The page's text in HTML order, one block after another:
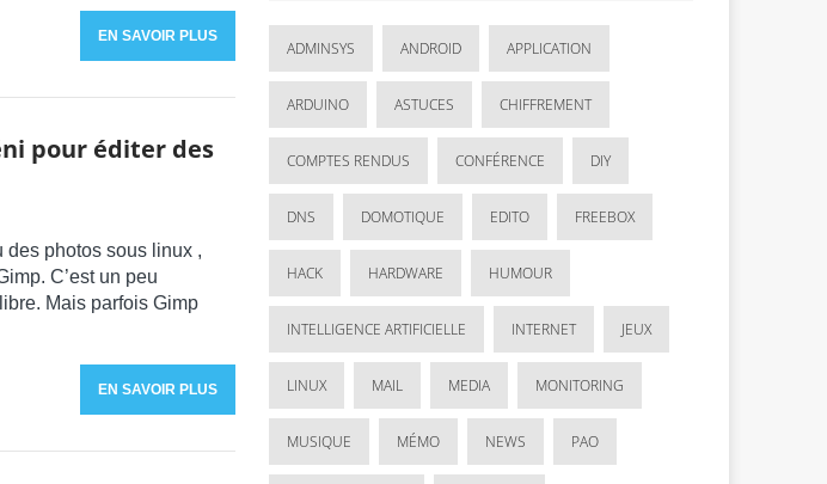
EN SAVOIR PLUS
pour éditer des
des photos sous linux ,
C’est un peu
Mais parfois Gimp
EN SAVOIR PLUS
ADMINSYS ANDROID APPLICATION
ARDUINO ASTUCES CHIFFREMENT
COMPTES RENDUS CONFÉRENCE DIY
DNS DOMOTIQUE EDITO FREEBOX
HACK HARDWARE HUMOUR
INTELLIGENCE ARTIFICIELLE INTERNET JEUX
LINUX MAIL MEDIA MONITORING
MUSIQUE MÉMO NEWS PAO